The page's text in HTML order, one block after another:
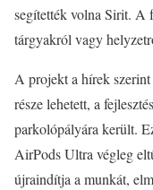
segítették volna Sirit. A
tárgyakról vagy
A projekt a hírek
része lehetett, a
parkolópályára került.
AirPods Ultra végleg
újraindítja a munkát,